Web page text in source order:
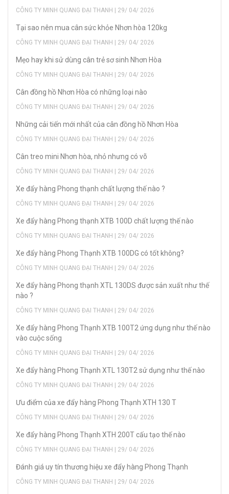
CÔNG TY MINH QUANG ĐẠI THANH | 29/ 04/ 2026
Tại sao nên mua cân sức khỏe Nhơn hòa 120kg
CÔNG TY MINH QUANG ĐẠI THANH | 29/ 04/ 2026
Mẹo hay khi sử dùng cân trẻ sơ sinh Nhơn Hòa
CÔNG TY MINH QUANG ĐẠI THANH | 29/ 04/ 2026
Cân đồng hồ Nhơn Hòa có những loại nào
CÔNG TY MINH QUANG ĐẠI THANH | 29/ 04/ 2026
Những cải tiến mới nhất của cân đồng hồ Nhơn Hòa
CÔNG TY MINH QUANG ĐẠI THANH | 29/ 04/ 2026
Cân treo mini Nhơn hòa, nhỏ nhưng có võ
CÔNG TY MINH QUANG ĐẠI THANH | 29/ 04/ 2026
Xe đẩy hàng Phong thạnh chất lượng thế nào ?
CÔNG TY MINH QUANG ĐẠI THANH | 29/ 04/ 2026
Xe đẩy hàng Phong thạnh XTB 100D chất lượng thế nào
CÔNG TY MINH QUANG ĐẠI THANH | 29/ 04/ 2026
Xe đẩy hàng Phong Thạnh XTB 100DG có tốt không?
CÔNG TY MINH QUANG ĐẠI THANH | 29/ 04/ 2026
Xe đẩy hàng Phong thạnh XTL 130DS được sản xuất như thế
nào ?
CÔNG TY MINH QUANG ĐẠI THANH | 29/ 04/ 2026
Xe đẩy hàng Phong Thạnh XTB 100T2 ứng dụng như thế nào
vào cuộc sống
CÔNG TY MINH QUANG ĐẠI THANH | 29/ 04/ 2026
Xe đẩy hàng Phong Thạnh XTL 130T2 sử dụng như thế nào
CÔNG TY MINH QUANG ĐẠI THANH | 29/ 04/ 2026
Ưu điểm của xe đẩy hàng Phong Thạnh XTH 130 T
CÔNG TY MINH QUANG ĐẠI THANH | 29/ 04/ 2026
Xe đẩy hàng Phong Thạnh XTH 200T cấu tạo thế nào
CÔNG TY MINH QUANG ĐẠI THANH | 29/ 04/ 2026
Đánh giá uy tín thương hiệu xe đẩy hàng Phong Thạnh
CÔNG TY MINH QUANG ĐẠI THANH | 29/ 04/ 2026